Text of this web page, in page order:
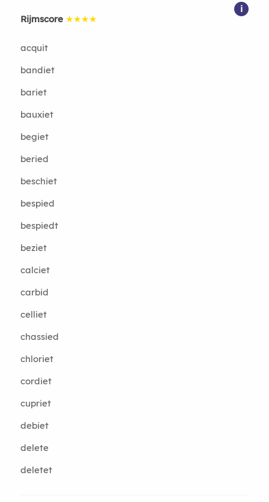
i
Rijmscore ★★★★
acquit
bandiet
bariet
bauxiet
begiet
beried
beschiet
bespied
bespiedt
beziet
calciet
carbid
celliet
chassied
chloriet
cordiet
cupriet
debiet
delete
deletet